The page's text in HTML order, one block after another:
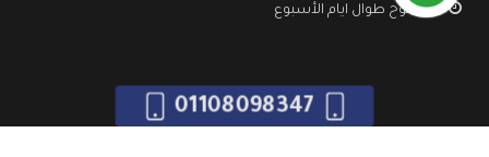
مفتوح طوال ايام الأسبوع
01108098347